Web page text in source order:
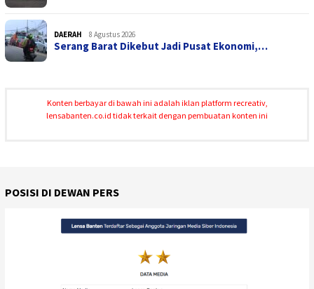
DAERAH 8 Agustus 2026
Serang Barat Dikebut Jadi Pusat Ekonomi,…
Konten berbayar di bawah ini adalah iklan platform recreativ,
lensabanten.co.id tidak terkait dengan pembuatan konten ini
POSISI DI DEWAN PERS